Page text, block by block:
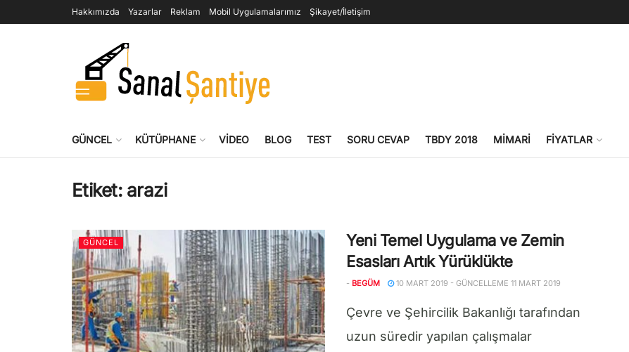
Hakkımızda Yazarlar Reklam Mobil Uygulamalarımız Şikayet/İletişim
GÜNCEL KÜTÜPHANE VIDEO BLOG TEST SORU CEVAP TBDY 2018 MIMARI FIYATLAR
Etiket: arazi
GÜNCEL
Yeni Temel Uygulama ve Zemin
Esasları Artık Yürüklükte
- BEGÜM 10 MART 2019 - GÜNCELLEME 11 MART 2019
Çevre ve Şehircilik Bakanlığı tarafından
uzun süredir yapılan çalışmalar